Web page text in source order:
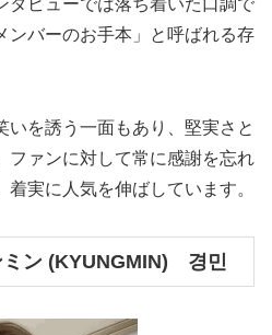
タビューでは落ち着いた口調で
ンバーのお手本」と呼ばれる存
いを誘う一面もあり、堅実さと
ファンに対して常に感謝を忘れ
実に人気を伸ばしています。
ン (KYUNGMIN) 경민